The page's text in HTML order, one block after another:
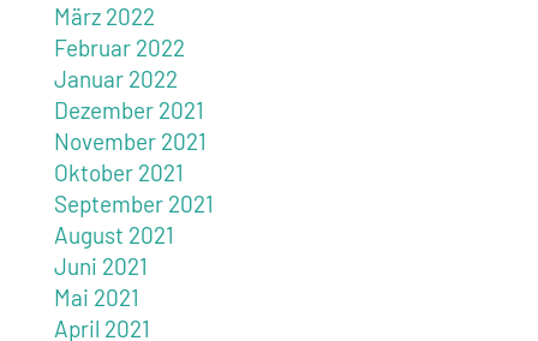
März 2022
Februar 2022
Januar 2022
Dezember 2021
November 2021
Oktober 2021
September 2021
August 2021
Juni 2021
Mai 2021
April 2021